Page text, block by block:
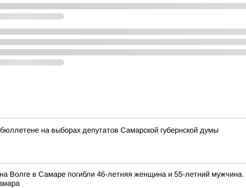
на выборах депутатов Самарской губернской думы
Волге в Самаре погибли 46-летняя женщина и 55-летний мужчина.